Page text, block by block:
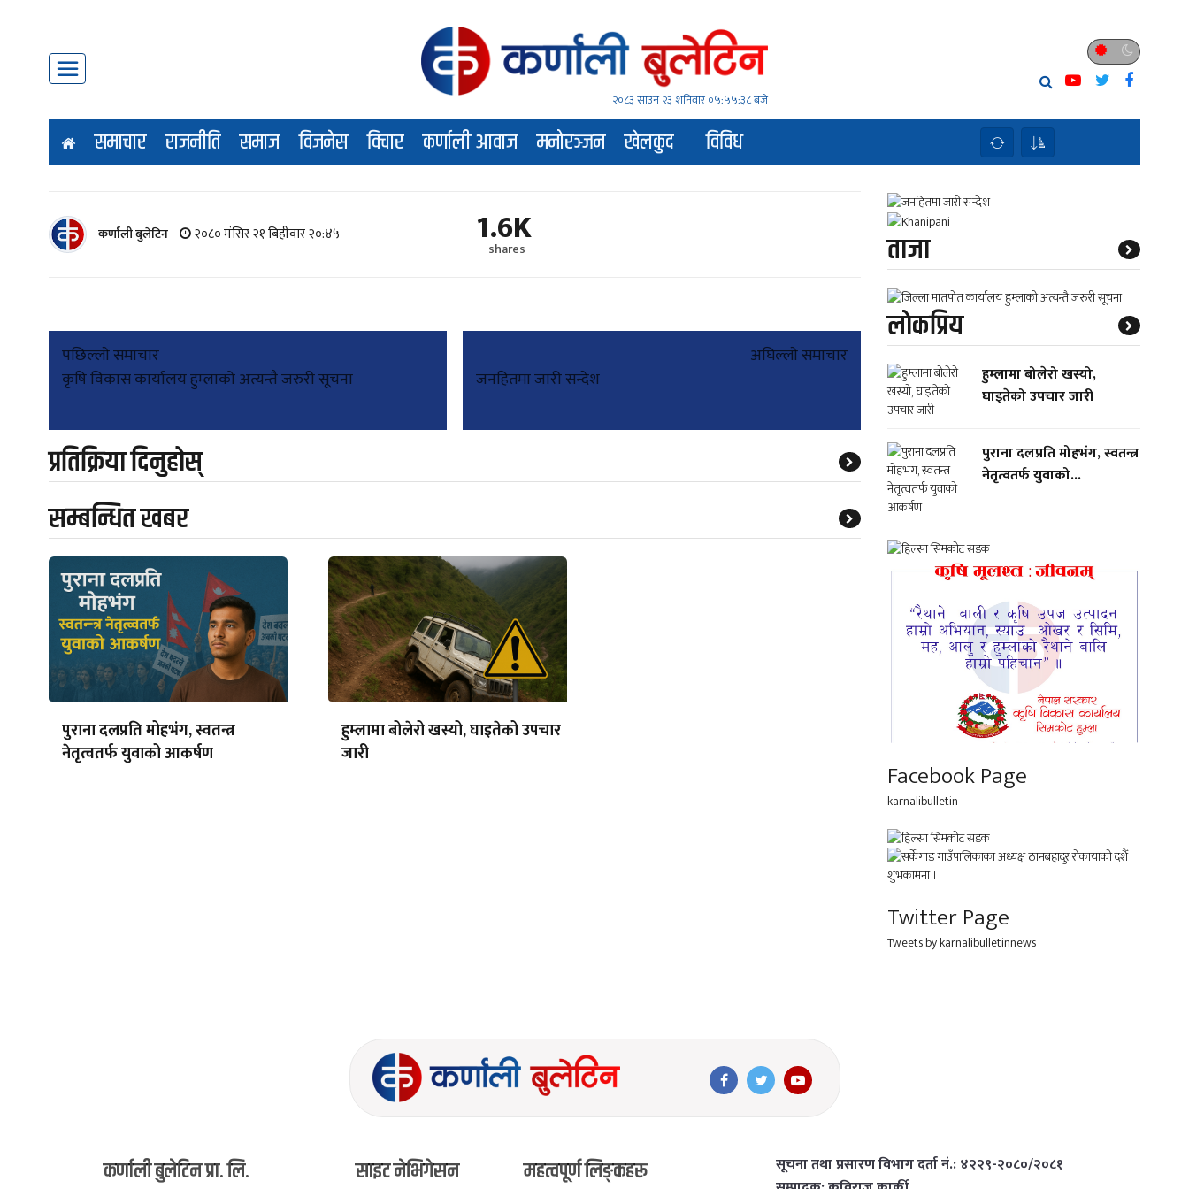
२०८३ साउन २३ शनिवार०५:५५:३९ बजे
समाचार राजनीति समाज विजनेस विचार कर्णाली आवाज मनोरञ्जन खेलकुद विविध
कर्णाली बुलेटिन २०८० मंसिर २१ बिहीवार २०:४५ 1.6K
shares
Post
पछिल्लाे समाचार
कृषि विकास कार्यालय हुम्लाको अत्यन्तै जरुरी सूचना
अघिल्लाे समाचार
जनहितमा जारी सन्देश
प्रतिक्रिया दिनुहोस्
सम्बन्धित खबर
पुराना दलप्रति मोहभंग, स्वतन्त्र
नेतृत्वतर्फ युवाको आकर्षण
हुम्लामा बोलेरो खस्यो, घाइतेको उपचार
जारी
ताजा
लाेकप्रिय
हुम्लामा बोलेरो खस्यो,
घाइतेको उपचार जारी
पुराना दलप्रति मोहभंग, स्वतन्त्र
नेतृत्वतर्फ युवाको...
Facebook Page
karnalibulletin
Twitter Page
Tweets by karnalibulletinnews
कर्णाली बुलेटिन प्रा. लि. साइट नेभिगेसन महत्वपूर्ण लिङ्कहरू
सूचना तथा प्रसारण विभाग दर्ता नं.: ४२२९-२०८०/२०८१